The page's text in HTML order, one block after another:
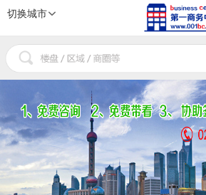
切换城市